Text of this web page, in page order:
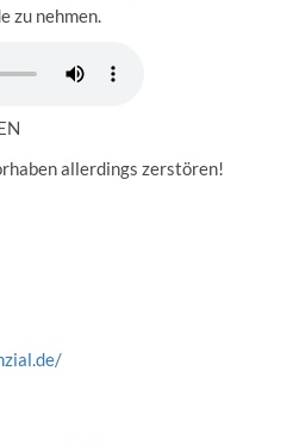
zu nehmen.
allerdings zerstören!